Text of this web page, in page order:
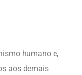
humano e,
aos demais